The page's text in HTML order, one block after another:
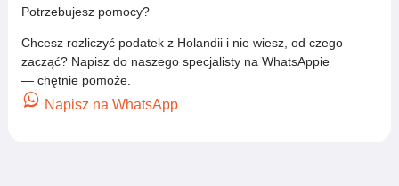
Potrzebujesz pomocy?
Chcesz rozliczyć podatek z Holandii i nie wiesz, od czego
zacząć? Napisz do naszego specjalisty na WhatsAppie
— chętnie pomoże.
Napisz na WhatsApp